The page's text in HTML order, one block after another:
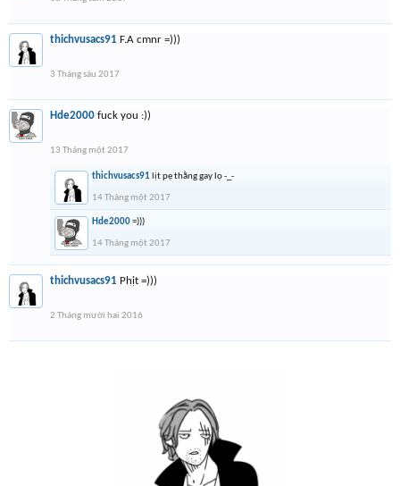
thichvusacs91 F.A cmnr =)))
3 Tháng sáu 2017
Hde2000 fuck you :))
13 Tháng một 2017
thichvusacs91 lịt pẹ thằng gay lọ -_-
14 Tháng một 2017
Hde2000=)))
14 Tháng một 2017
thichvusacs91 Phịt =)))
2 Tháng mười hai 2016